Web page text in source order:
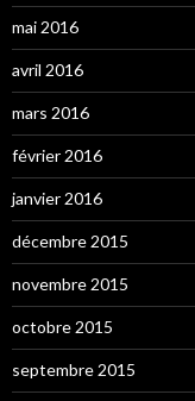
mai 2016
avril 2016
mars 2016
février 2016
janvier 2016
décembre 2015
novembre 2015
octobre 2015
septembre 2015